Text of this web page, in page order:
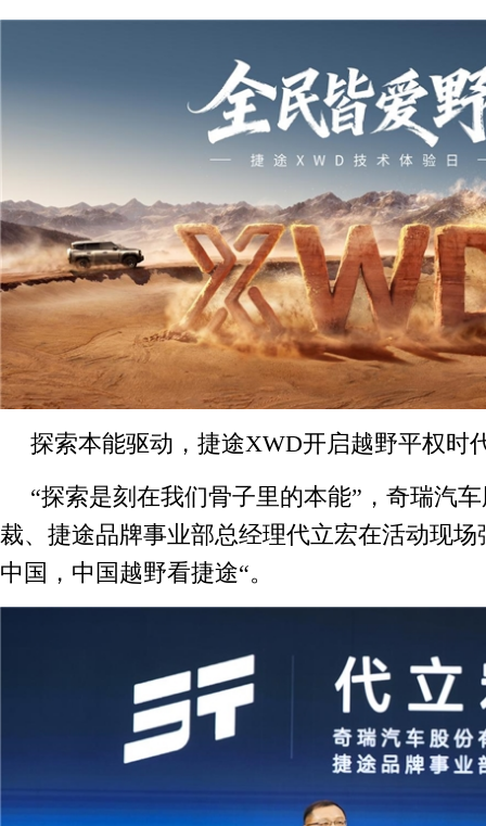
探索本能驱动，捷途XWD开启越野平权时
“探索是刻在我们骨子里的本能”，奇瑞汽
裁、捷途品牌事业部总经理代立宏在活动现场
中国，中国越野看捷途“。